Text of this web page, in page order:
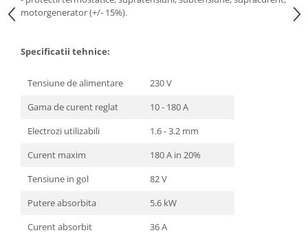
motorgenerator (+/- 15%).
Specificatii tehnice:
Tensiune de alimentare
230 V
Gama de curent reglat
10 - 180 A
Electrozi utilizabili
1.6 - 3.2 mm
Curent maxim
180 A in 20%
Tensiune in gol
82 V
Putere absorbita
5.6 kW
Curent absorbit
36 A